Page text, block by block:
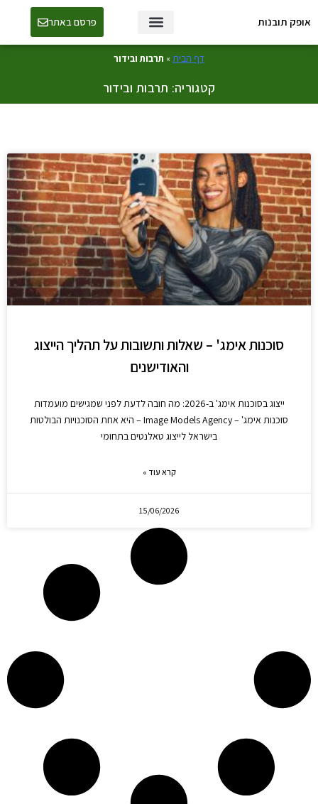
אופק תובנות פרסם באתר
דף הבית» תרבות ובידור
קטגוריה: תרבות ובידור
סוכנות אימג' – שאלות ותשובות על תהליך הייצוג
והאודישנים
ייצוג בסוכנות אימג' ב-2026: מה חובה לדעת לפני שמגישים מועמדות
סוכנות אימג' – Image Models Agency – היא אחת הסוכנויות הבולטות
בישראל לייצוג טאלנטים בתחומי
קרא עוד »
15/06/2026